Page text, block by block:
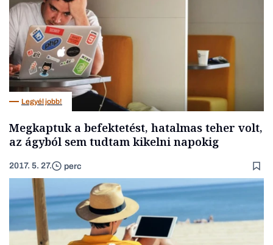
Legyél jobb!
Megkaptuk a befektetést, hatalmas teher volt,
az ágyból sem tudtam kikelni napokig
2017. 5. 27. perc